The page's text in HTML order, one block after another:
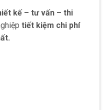
kế – tư vấn – thi
tiết kiệm chi phí